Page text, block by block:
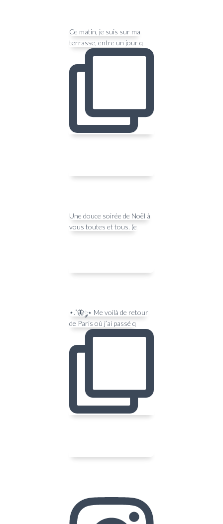
Ce matin, je suis sur ma
terrasse, entre un jour q
Une douce soirée de Noël à
vous toutes et tous. (e
⋆.˚🦋༘⋆ Me voilà de retour
de Paris où j’ai passé q